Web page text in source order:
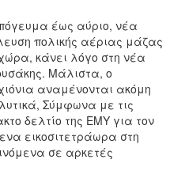
έως αύριο, νέα
πολικής αέριας μάζας
κάνει λόγο στη νέα
Μάλιστα, ο
αναμένονται ακόμη
Σύμφωνα με τις
δελτίο της ΕΜΥ για τον
εικοσιτετράωρα στη
σε αρκετές